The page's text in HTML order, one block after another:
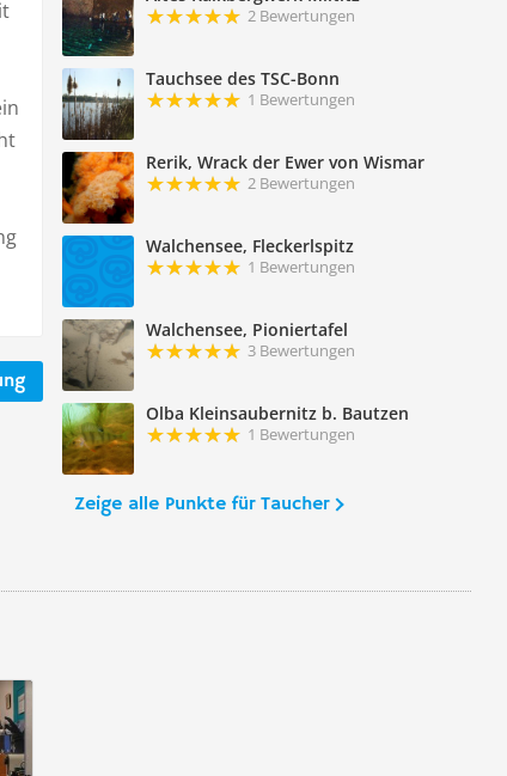
2 Bewertungen
Tauchsee des TSC-Bonn
1 Bewertungen
Rerik, Wrack der Ewer von Wismar
2 Bewertungen
Walchensee, Fleckerlspitz
1 Bewertungen
Walchensee, Pioniertafel
3 Bewertungen
Olba Kleinsaubernitz b. Bautzen
1 Bewertungen
Zeige alle Punkte für Taucher